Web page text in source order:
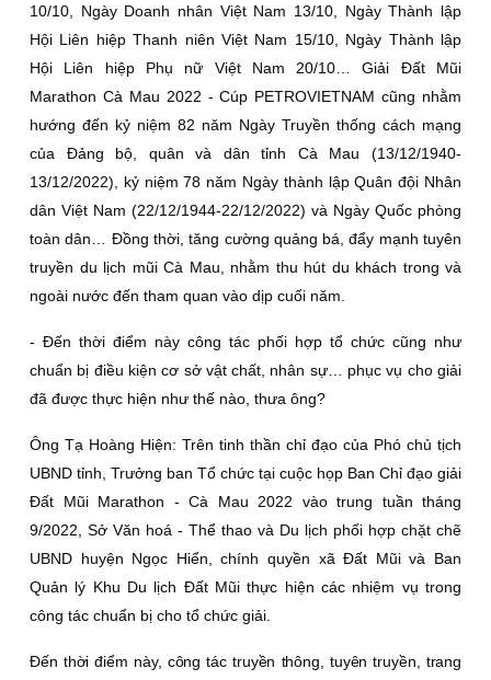
10/10, Ngày Doanh nhân Việt Nam 13/10, Ngày Thành lập
Hội Liên hiệp Thanh niên Việt Nam 15/10, Ngày Thành lập
Hội Liên hiệp Phụ nữ Việt Nam 20/10… Giải Ðất Mũi
Marathon Cà Mau 2022 - Cúp PETROVIETNAM cũng nhằm
hướng đến kỷ niệm 82 năm Ngày Truyền thống cách mạng
của Ðảng bộ, quân và dân tỉnh Cà Mau (13/12/1940-
13/12/2022), kỷ niệm 78 năm Ngày thành lập Quân đội Nhân
dân Việt Nam (22/12/1944-22/12/2022) và Ngày Quốc phòng
toàn dân… Ðồng thời, tăng cường quảng bá, đẩy mạnh tuyên
truyền du lịch mũi Cà Mau, nhằm thu hút du khách trong và
ngoài nước đến tham quan vào dịp cuối năm.
- Ðến thời điểm này công tác phối hợp tổ chức cũng như
chuẩn bị điều kiện cơ sở vật chất, nhân sự… phục vụ cho giải
đã được thực hiện như thế nào, thưa ông?
Ông Tạ Hoàng Hiện: Trên tinh thần chỉ đạo của Phó chủ tịch
UBND tỉnh, Trưởng ban Tổ chức tại cuộc họp Ban Chỉ đạo giải
Ðất Mũi Marathon - Cà Mau 2022 vào trung tuần tháng
9/2022, Sở Văn hoá - Thể thao và Du lịch phối hợp chặt chẽ
UBND huyện Ngọc Hiển, chính quyền xã Ðất Mũi và Ban
Quản lý Khu Du lịch Ðất Mũi thực hiện các nhiệm vụ trong
công tác chuẩn bị cho tổ chức giải.
Ðến thời điểm này, công tác truyền thông, tuyên truyền, trang